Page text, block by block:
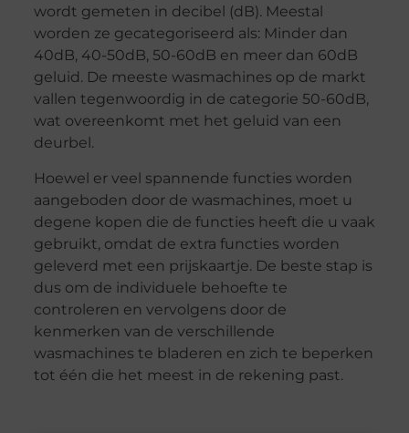
wordt gemeten in decibel (dB). Meestal
worden ze gecategoriseerd als: Minder dan
40dB, 40-50dB, 50-60dB en meer dan 60dB
geluid. De meeste wasmachines op de markt
vallen tegenwoordig in de categorie 50-60dB,
wat overeenkomt met het geluid van een
deurbel.
Hoewel er veel spannende functies worden
aangeboden door de wasmachines, moet u
degene kopen die de functies heeft die u vaak
gebruikt, omdat de extra functies worden
geleverd met een prijskaartje. De beste stap is
dus om de individuele behoefte te
controleren en vervolgens door de
kenmerken van de verschillende
wasmachines te bladeren en zich te beperken
tot één die het meest in de rekening past.